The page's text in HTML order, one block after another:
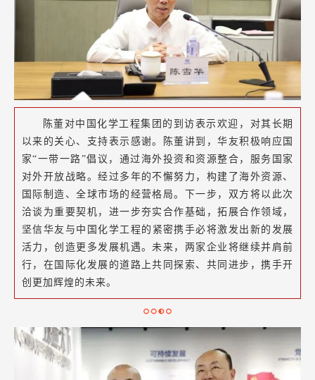
陈董对中国化学工程集团 的到访表示欢迎，对其长期
以来的关心、支持表示感谢。陈董讲到，华友积极响应国
家“一带一路”倡议，通过海外投资和资源整合，服务国家
对外开放战略。经过多年的不懈努力，构建了海外资源、
国际制造、全球市场的经营格局。下一步，双方将以此次
洽谈为重要契机，进一步夯实合作基础，拓展合作领域，
坚信华友与 中国化学工程的紧密携手必将激发出新的发展
活力，创造更多发展机遇。未来，两家企业将继续并肩前
行，在国际化发展的道路上共同探索、共同进步，携手开
创更加辉煌的未来。